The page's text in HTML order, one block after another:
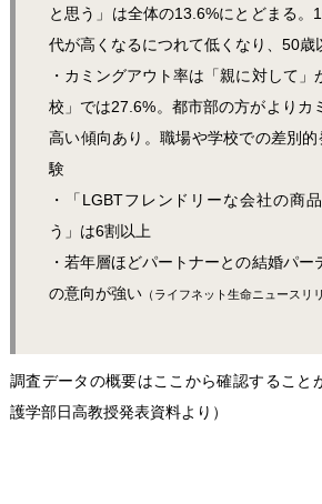
と思う」は全体の13.6%にとどまる。
代が高くなるにつれて低くなり、50歳
・カミングアウト率は「親に対して
校」では27.6%。都市部の方がよりカ
高い傾向あり。職場や学校での差別
験
・「LGBTフレンドリーな会社の商
う」は6割以上
・若年層ほどパートナーとの結婚パ
の意向が強い（ライフネット生命ニュースリ
調査データの概要はここから確認すること
護学部日高教授発表資料より）